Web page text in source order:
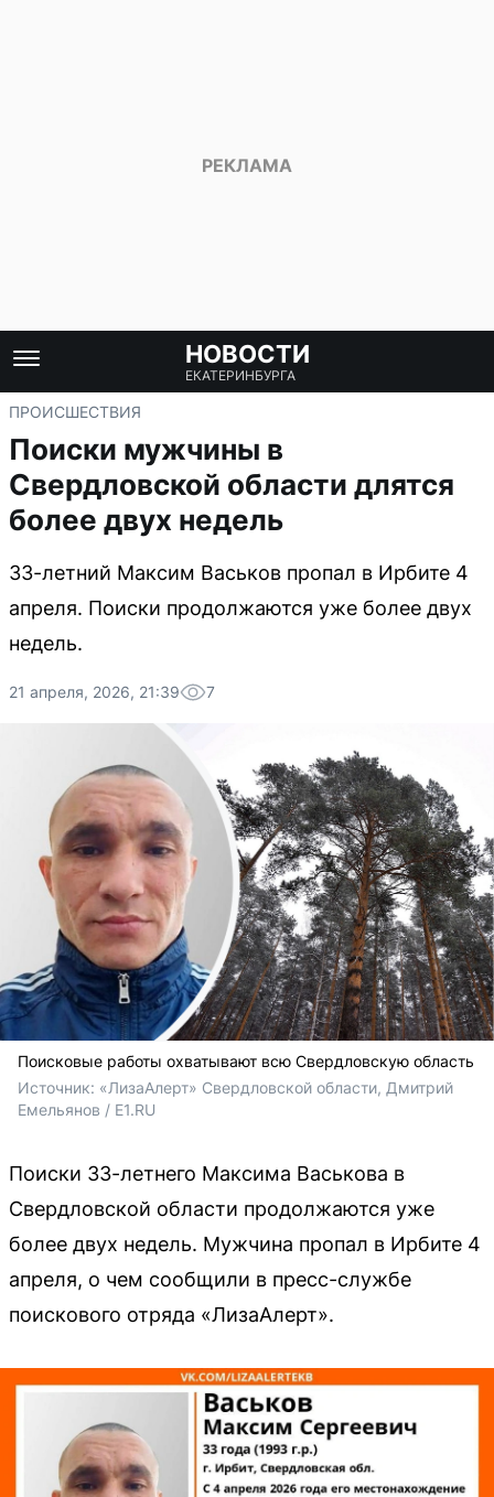
НОВОСТИ
ЕКАТЕРИНБУРГА
ПРОИСШЕСТВИЯ
Поиски мужчины в
Свердловской области длятся
более двух недель
33-летний Максим Васьков пропал в Ирбите 4
апреля. Поиски продолжаются уже более двух
недель.
21 апреля, 2026, 21:39 7
Поисковые работы охватывают всю Свердловскую область
Источник: «ЛизаАлерт» Свердловской области, Дмитрий
Емельянов / E1.RU
Поиски 33-летнего Максима Васькова в
Свердловской области продолжаются уже
более двух недель. Мужчина пропал в Ирбите 4
апреля, о чем сообщили в пресс-службе
поискового отряда «ЛизаАлерт».